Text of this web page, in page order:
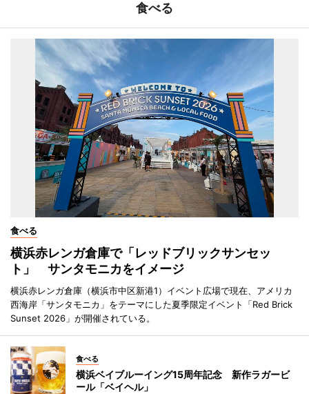
食べる
食べる
横浜赤レンガ倉庫で「レッドブリックサンセッ
ト」 サンタモニカをイメージ
横浜赤レンガ倉庫（横浜市中区新港1）イベント広場で現在、アメリカ
西海岸「サンタモニカ」をテーマにした夏季限定イベント「Red Brick
Sunset 2026」が開催されている。
食べる
横浜ベイブルーイング15周年記念 新作ラガービ
ール「ベイヘル」